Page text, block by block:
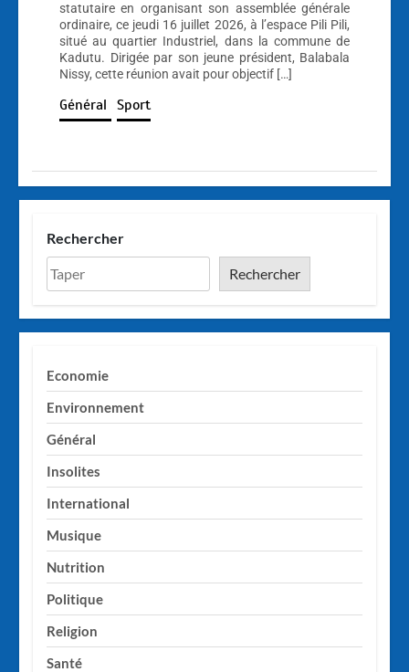
statutaire en organisant son assemblée générale
ordinaire, ce jeudi 16 juillet 2026, à l’espace Pili Pili,
situé au quartier Industriel, dans la commune de
Kadutu. Dirigée par son jeune président, Balabala
Nissy, cette réunion avait pour objectif […]
Général Sport
Rechercher
Rechercher
Economie
Environnement
Général
Insolites
International
Musique
Nutrition
Politique
Religion
Santé